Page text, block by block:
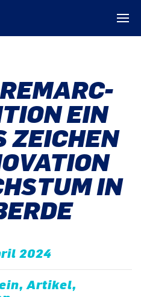
EIN
ZEICHEN
IN
2024
Artikel,